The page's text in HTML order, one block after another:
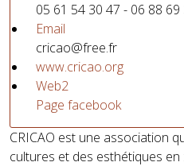
05 61 54 30 47 - 06 88 69
Email
cricao@free.fr
www.cricao.org
Web2
Page facebook
CRICAO est une association
cultures et des esthétiques en :